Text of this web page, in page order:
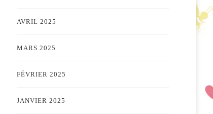
AVRIL 2025
MARS 2025
FÉVRIER 2025
JANVIER 2025